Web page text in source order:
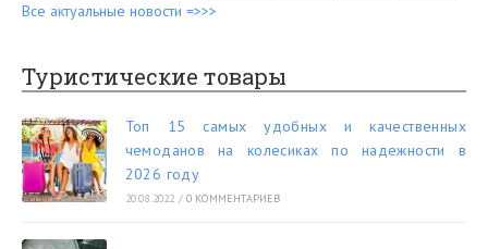
Все актуальные новости =>>>
Туристические товары
Топ 15 самых удобных и качественных
чемоданов на колесиках по надежности в
2026 году
20.08.2022 / 0 КОММЕНТАРИЕВ